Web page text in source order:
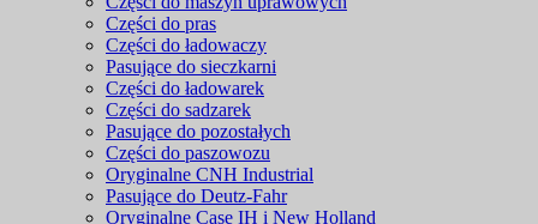
Części do pras
Części do ładowaczy
Pasujące do sieczkarni
Części do ładowarek
Części do sadzarek
Pasujące do pozostałych
Części do paszowozu
Oryginalne CNH Industrial
Pasujące do Deutz-Fahr
Oryginalne Case IH i New Holland